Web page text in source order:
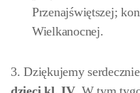
Przenajświętszej;
Wielkanocnej.
3. Dziękujemy